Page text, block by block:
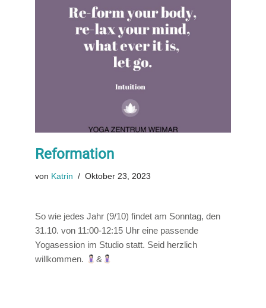
Reformation
von Katrin Oktober 23, 2023
So wie jedes Jahr (9/10) findet am Sonntag, den
31.10. von 11:00-12:15 Uhr eine passende
Yogasession im Studio statt. Seid herzlich
willkommen.
&